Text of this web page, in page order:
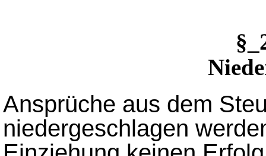
Ansprüche aus dem
niedergeschlagen